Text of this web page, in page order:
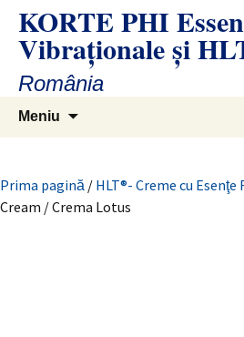
Sari
conținut
KORTE PHI
Vibraţionale și
România
Meniu
Prima pagină / HLT®- Creme cu
Cream / Crema Lotus